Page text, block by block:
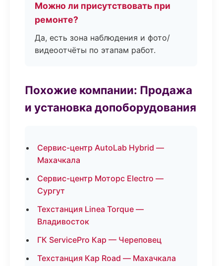
Можно ли присутствовать при
ремонте?
Да, есть зона наблюдения и фото/
видеоотчёты по этапам работ.
Похожие компании: Продажа
и установка допоборудования
Сервис-центр AutoLab Hybrid —
Махачкала
Сервис-центр Моторс Electro —
Сургут
Техстанция Linea Torque —
Владивосток
ГК ServicePro Кар — Череповец
Техстанция Кар Road — Махачкала